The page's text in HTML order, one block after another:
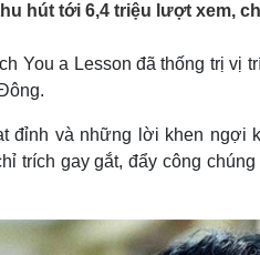
eSports
sống
đẹp
yêu - Gia đình
Văn hóa
Văn học
Âm nhạc
Di sản
hút tới 6,4 triệu lượt xem,
You a Lesson đã thống trị vị
đỉnh và những lời khen ngợi
trích gay gắt, đẩy công